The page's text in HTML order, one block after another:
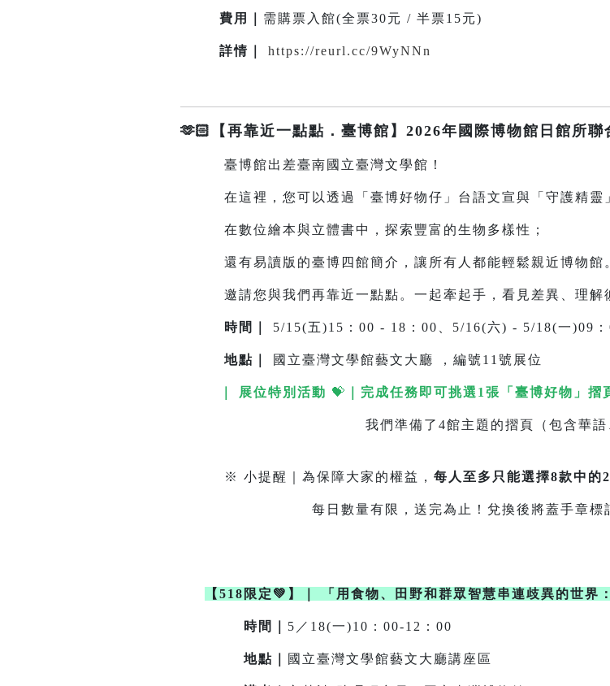
費用｜ 需購票入館(全票30元 / 半票15元)
詳情 https://reurl.cc/9WyNNn
🫶🏻【再靠近一點點．臺博館】2026年國際博物館日館所聯
臺博館出差臺南國立臺灣文學館！
在這裡，您可以透過「臺博好物仔」台語文宣與「守護精靈」
在數位繪本與立體書中，探索豐富的生物多樣性；
還有易讀版的臺博四館簡介，讓所有人都能輕鬆親近博物館
邀請您與我們再靠近一點點。一起牽起手，看見差異、理解彼
時間｜ 5/15(五)15：00 - 18：00、5/16(六) - 5/18(一)09
地點 國立臺灣文學館藝文大廳 ，編號11號展位
｜ 展位特別活動 💝 完成任務即可挑選1張「臺博好物」摺
我們準備了4館主題的摺頁（包含華語、台語兩
※ 小提醒｜為保障大家的權益， 每人至多只能選擇8款中的
每日數量有限，送完為止！兌換後將蓋手章標記，
【518限定💚】 「用食物、田野和群眾智慧串連歧異的世界
時間｜ 5／18(一)10：00-12：00
地點｜ 國立臺灣文學館藝文大廳講座區